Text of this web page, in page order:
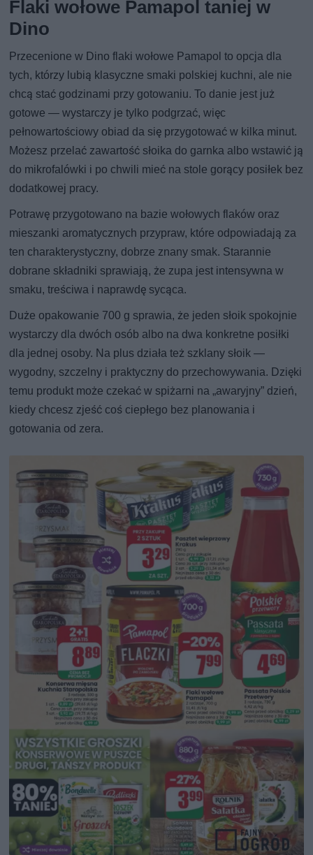
Flaki wołowe Pamapol taniej w
Dino
Przecenione w Dino flaki wołowe Pamapol to opcja dla
tych, którzy lubią klasyczne smaki polskiej kuchni, ale nie
chcą stać godzinami przy gotowaniu. To danie jest już
gotowe — wystarczy je tylko podgrzać, więc
pełnowartościowy obiad da się przygotować w kilka minut.
Możesz przelać zawartość słoika do garnka albo wstawić ją
do mikrofalówki i po chwili mieć na stole gorący posiłek bez
dodatkowej pracy.
Potrawę przygotowano na bazie wołowych flaków oraz
mieszanki aromatycznych przypraw, które odpowiadają za
ten charakterystyczny, dobrze znany smak. Starannie
dobrane składniki sprawiają, że zupa jest intensywna w
smaku, treściwa i naprawdę sycąca.
Duże opakowanie 700 g sprawia, że jeden słoik spokojnie
wystarczy dla dwóch osób albo na dwa konkretne posiłki
dla jednej osoby. Na plus działa też szklany słoik —
wygodny, szczelny i praktyczny do przechowywania. Dzięki
temu produkt może czekać w spiżarni na „awaryjny” dzień,
kiedy chcesz zjeść coś ciepłego bez planowania i
gotowania od zera.